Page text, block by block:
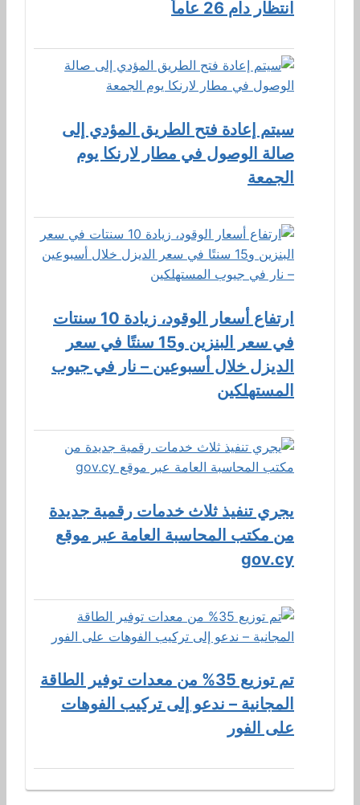
انتظار دام 26 عاماً
سيتم إعادة فتح الطريق المؤدي إلى
صالة الوصول في مطار لارنكا يوم
الجمعة
ارتفاع أسعار الوقود، زيادة 10 سنتات
في سعر البنزين و15 سنتًا في سعر
الديزل خلال أسبوعين – نار في جيوب
المستهلكين
يجري تنفيذ ثلاث خدمات رقمية جديدة
من مكتب المحاسبة العامة عبر موقع
gov.cy
تم توزيع 35% من معدات توفير الطاقة
المجانية – ندعو إلى تركيب الفوهات
على الفور